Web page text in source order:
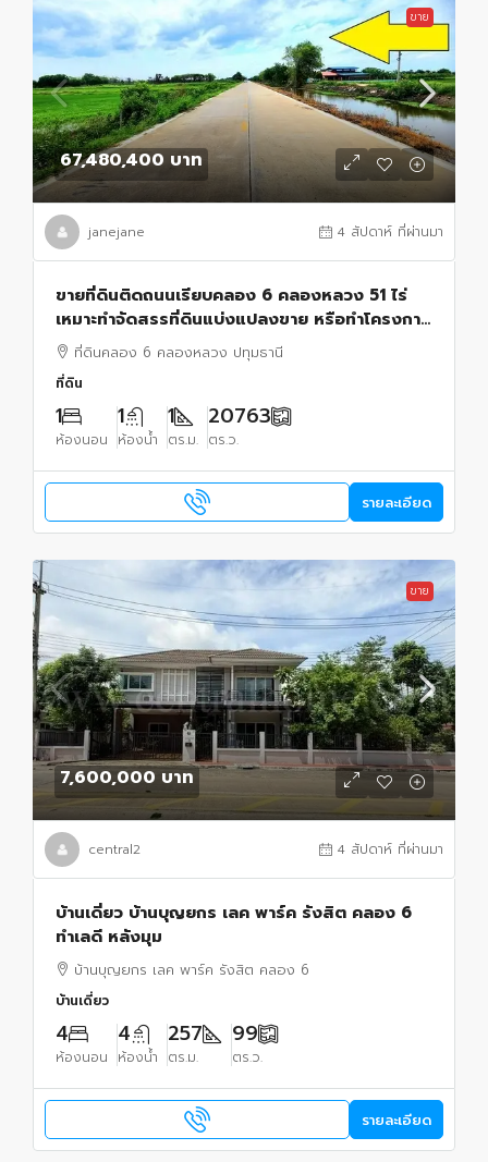
ขาย
67,480,400 บาท
janejane 4 สัปดาห์ ที่ผ่านมา
ขายที่ดินติดถนนเรียบคลอง 6 คลองหลวง 51 ไร่
เหมาะทำจัดสรรที่ดินแบ่งแปลงขาย หรือทำโครงการ
บ้าน ทำการเกษตร ซื้อเก็บไว้ได้
ที่ดินคลอง 6 คลองหลวง ปทุมธานี
ที่ดิน
1
ห้องนอน
1
ห้องน้ำ
1
ตร.ม.
20763
ตร.ว.
รายละเอียด
ขาย
7,600,000 บาท
central2 4 สัปดาห์ ที่ผ่านมา
บ้านเดี่ยว บ้านบุญยกร เลค พาร์ค รังสิต คลอง 6
ทำเลดี หลังมุม
บ้านบุญยกร เลค พาร์ค รังสิต คลอง 6
บ้านเดี่ยว
4
ห้องนอน
4
ห้องน้ำ
257
ตร.ม.
99
ตร.ว.
รายละเอียด